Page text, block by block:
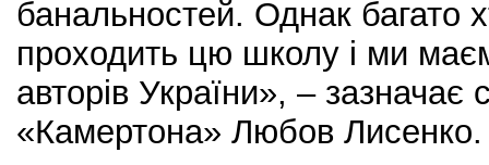
банальностей. Однак багато
проходить цю школу і ми
авторів України», – зазначає
«Камертона» Любов Лисенко.